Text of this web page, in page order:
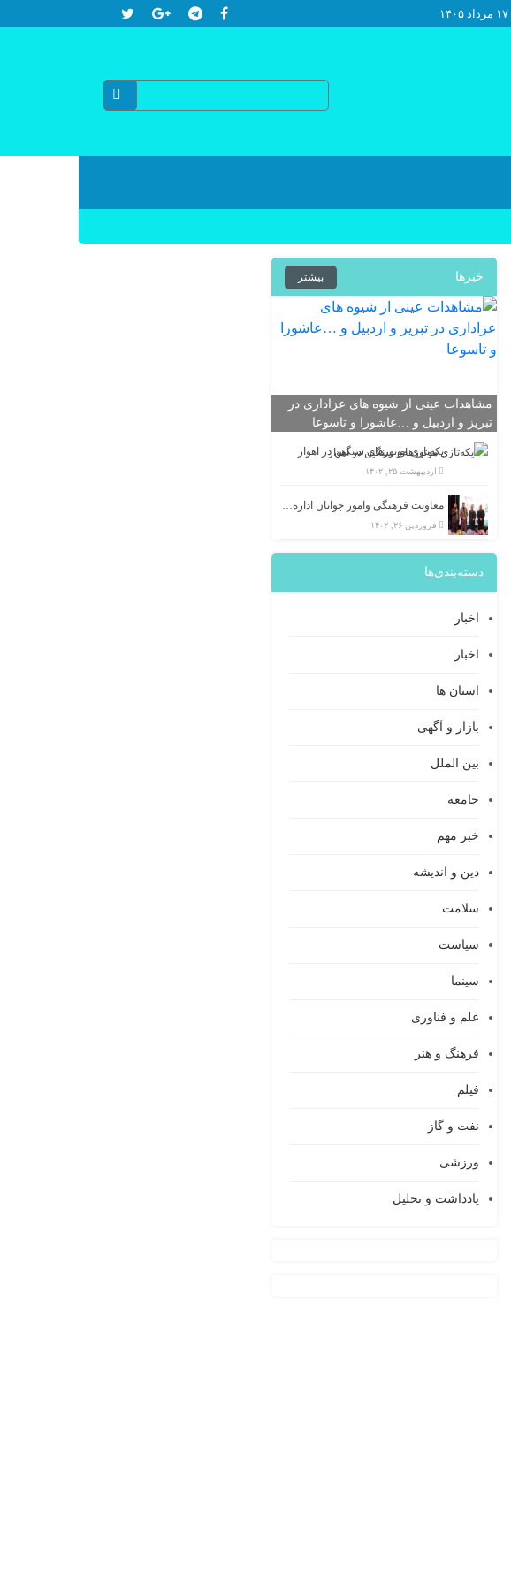
خبرها بیشتر
مشاهدات عینی از شیوه های عزاداری در
تبریز و اردبیل و …عاشورا و تاسوعا
یکه‌تازی موتورهای سنگین در اهواز
اردیبهشت ۲۵, ۱۴۰۲
معاونت فرهنگی وامور جوانان اداره کل ورزش و جوانان استان اردبیل
فروردین ۲۶, ۱۴۰۲
دسته‌بندی‌ها
اخبار
اخبار
استان ها
بازار و آگهی
بین الملل
جامعه
خبر مهم
دین و اندیشه
سلامت
سیاست
سینما
علم و فناوری
فرهنگ و هنر
فیلم
نفت و گاز
ورزشی
یادداشت و تحلیل